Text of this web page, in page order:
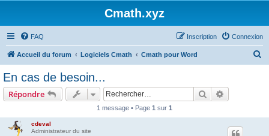
Cmath.xyz
FAQ Connexion
Inscription
Accueil du forum Logiciels Cmath Cmath pour Word
En cas de besoin...
Répondre Rechercher
1 message • Page 1 sur 1
cdeval
Administrateur du site